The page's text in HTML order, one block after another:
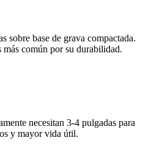
sobre base de grava compactada.
más común por su durabilidad.
necesitan 3-4 pulgadas para
y mayor vida útil.